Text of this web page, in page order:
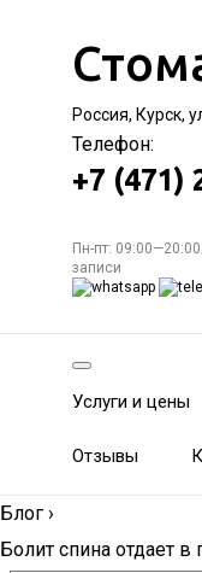
Россия, Курск,
Телефон:
+7 (471)
Пн-пт:
записи
Услуги и цены
Отзывы
Блог ›
Болит спина отдает